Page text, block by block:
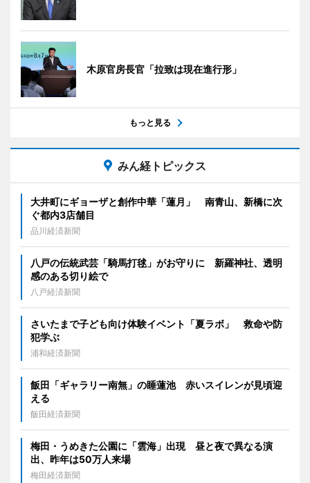
木原官房長官「拉致は現在進行形」
もっと見る
みん経トピックス
大井町にギョーザと創作中華「蓮月」 南青山、新橋に次
ぐ都内3店舗目
品川経済新聞
八戸の伝統武芸「騎馬打毬」がお守りに 新羅神社、透明
感のある切り絵で
八戸経済新聞
さいたまで子ども向け体験イベント「夏ラボ」 救命や防
犯学ぶ
浦和経済新聞
飯田「ギャラリー南無」の睡蓮池 赤いスイレンが見頃迎
える
飯田経済新聞
梅田・うめきた公園に「雲海」出現 昼と夜で異なる演
出、昨年は50万人来場
梅田経済新聞